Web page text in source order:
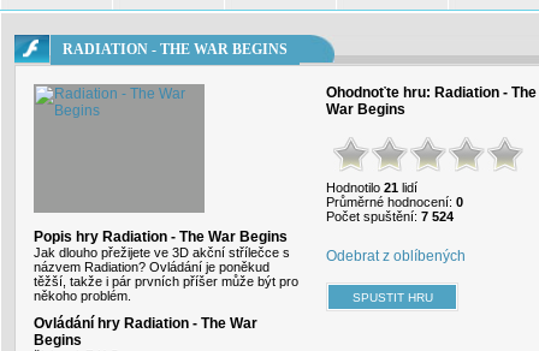
RADIATION - THE WAR BEGINS
Popis hry Radiation - The War Begins
Jak dlouho přežijete ve 3D akční střílečce s
názvem Radiation? Ovládání je poněkud
těžší, takže i pár prvních příšer může být pro
někoho problém.
Ovládání hry Radiation - The War
Begins
Ohodnoťte hru: Radiation - The
War Begins
Hodnotilo 21 lidí
Průměrné hodnocení: 0
Počet spuštění: 7 524
Odebrat z oblíbených